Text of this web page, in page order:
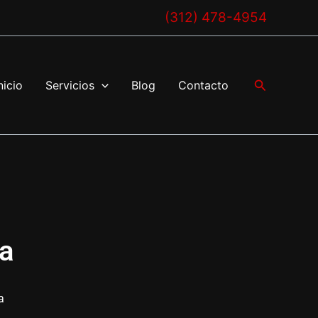
(312) 478-4954
Servicios Blog Contacto Buscar